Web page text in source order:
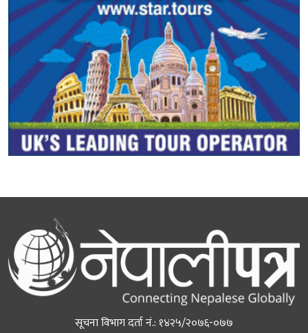
सूचना विभाग दर्ता नं.: १४२५/२०७६-०७७